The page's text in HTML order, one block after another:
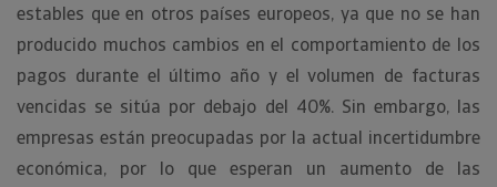
estables que en otros países europeos, ya que no se han
producido muchos cambios en el comportamiento de los
pagos durante el último año y el volumen de facturas
vencidas se sitúa por debajo del 40%. Sin embargo, las
empresas están preocupadas por la actual incertidumbre
económica, por lo que esperan un aumento de las